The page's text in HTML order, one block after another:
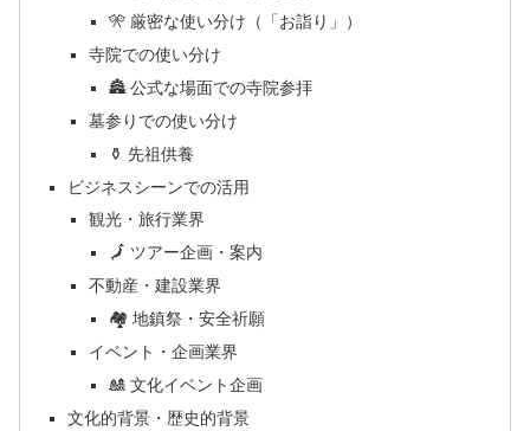
🎌 厳密な使い分け（「お詣り」）
寺院での使い分け
🏯 公式な場面での寺院参拝
墓参りでの使い分け
⚱️ 先祖供養
ビジネスシーンでの活用
観光・旅行業界
🗾 ツアー企画・案内
不動産・建設業界
🏘️ 地鎮祭・安全祈願
イベント・企画業界
🎎 文化イベント企画
文化的背景・歴史的背景